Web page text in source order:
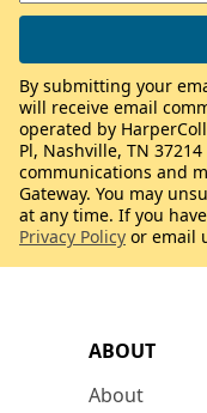
ABOUT
About
By submitting your
will receive email
operated by
Pl, Nashville, TN
communications and
Gateway. You may
at any time. If you
Privacy Policy or email